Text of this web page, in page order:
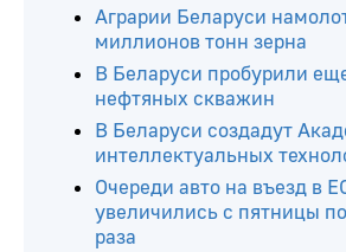
Аграрии Беларуси
миллионов тонн зерна
В Беларуси пробурили
нефтяных скважин
В Беларуси создадут
интеллектуальных
Очереди авто на въезд в
увеличились с пятницы
раза